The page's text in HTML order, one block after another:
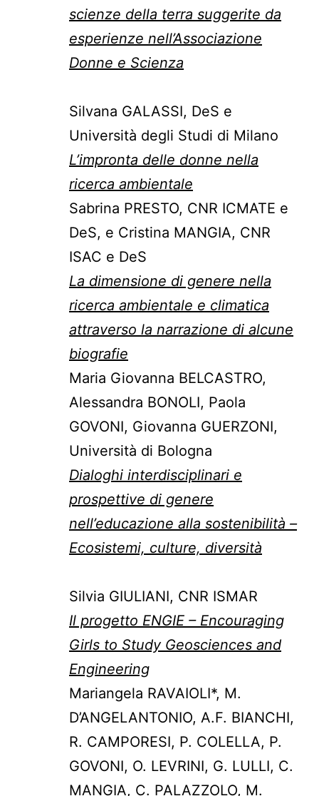
scienze della terra suggerite da
esperienze nell’Associazione
Donne e Scienza
Silvana GALASSI, DeS e
Università degli Studi di Milano
L’impronta delle donne nella
ricerca ambientale
Sabrina PRESTO, CNR ICMATE e
DeS, e Cristina MANGIA, CNR
ISAC e DeS
La dimensione di genere nella
ricerca ambientale e climatica
attraverso la narrazione di alcune
biografie
Maria Giovanna BELCASTRO,
Alessandra BONOLI, Paola
GOVONI, Giovanna GUERZONI,
Università di Bologna
Dialoghi interdisciplinari e
prospettive di genere
nell’educazione alla sostenibilità –
Ecosistemi, culture, diversità
Silvia GIULIANI, CNR ISMAR
Il progetto ENGIE – Encouraging
Girls to Study Geosciences and
Engineering
Mariangela RAVAIOLI*, M.
D’ANGELANTONIO, A.F. BIANCHI,
R. CAMPORESI, P. COLELLA, P.
GOVONI, O. LEVRINI, G. LULLI, C.
MANGIA, C. PALAZZOLO, M.